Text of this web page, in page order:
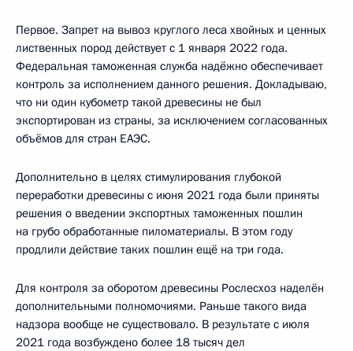
Первое. Запрет на вывоз круглого леса хвойных и ценных
лиственных пород действует с 1 января 2022 года.
Федеральная таможенная служба надёжно обеспечивает
контроль за исполнением данного решения. Докладываю,
что ни один кубометр такой древесины не был
экспортирован из страны, за исключением согласованных
объёмов для стран ЕАЭС.
Дополнительно в целях стимулирования глубокой
переработки древесины с июня 2021 года были приняты
решения о введении экспортных таможенных пошлин
на грубо обработанные пиломатериалы. В этом году
продлили действие таких пошлин ещё на три года.
Для контроля за оборотом древесины Рослесхоз наделён
дополнительными полномочиями. Раньше такого вида
надзора вообще не существовало. В результате с июля
2021 года возбуждено более 18 тысяч дел